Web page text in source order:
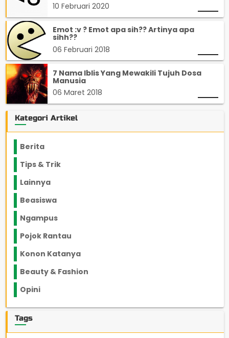
10 Februari 2020
Emot :v ? Emot apa sih?? Artinya apa
sihh??
06 Februari 2018
7 Nama Iblis Yang Mewakili Tujuh Dosa
Manusia
06 Maret 2018
Kategori Artikel
Berita
Tips & Trik
Lainnya
Beasiswa
Ngampus
Pojok Rantau
Konon Katanya
Beauty & Fashion
Opini
Tags